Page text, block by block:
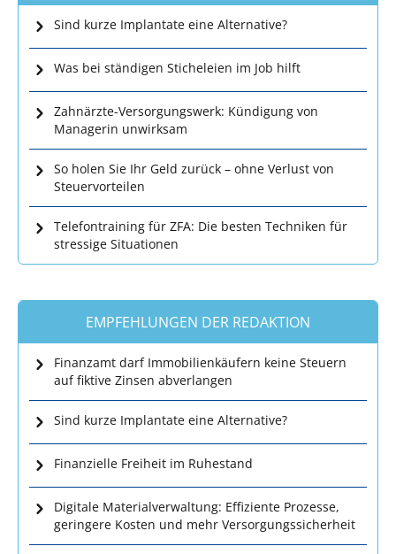
Sind kurze Implantate eine Alternative?
Was bei ständigen Sticheleien im Job hilft
Zahnärzte-Versorgungswerk: Kündigung von
Managerin unwirksam
So holen Sie Ihr Geld zurück – ohne Verlust von
Steuervorteilen
Telefontraining für ZFA: Die besten Techniken für
stressige Situationen
EMPFEHLUNGEN DER REDAKTION
Finanzamt darf Immobilienkäufern keine Steuern
auf fiktive Zinsen abverlangen
Sind kurze Implantate eine Alternative?
Finanzielle Freiheit im Ruhestand
Digitale Materialverwaltung: Effiziente Prozesse,
geringere Kosten und mehr Versorgungssicherheit